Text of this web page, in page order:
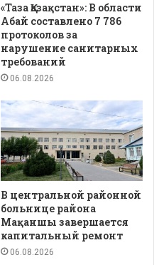
«Таза Қазақстан»: В области
Абай составлено 7 786
протоколов за
нарушение санитарных
требований
06.08.2026
В центральной районной
больнице района
Мақаншы завершается
капитальный ремонт
06.08.2026